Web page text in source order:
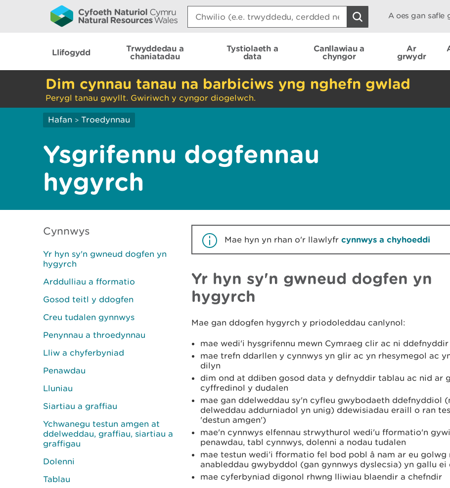
Search:
A oes gan safle
Llifogydd
Trwyddedau a
chaniatadau
Tystiolaeth a
data
Canllawiau a
chyngor
Ar
grwydr
Dim cynnau tanau na barbiciws yng nghefn gwlad
Perygl tanau gwyllt. Gwiriwch y cyngor diogelwch.
Hafan > Troedynnau
Ysgrifennu dogfennau
hygyrch
Cynnwys
Yr hyn sy'n gwneud dogfen yn
hygyrch
Arddulliau a fformatio
Gosod teitl y ddogfen
Creu tudalen gynnwys
Penynnau a throedynnau
Lliw a chyferbyniad
Penawdau
Lluniau
Siartiau a graffiau
Ychwanegu testun amgen at
ddelweddau, graffiau, siartiau a
graffigau
Dolenni
Tablau
Mae hyn yn rhan o'r llawlyfr cynnwys a chyhoeddi
Yr hyn sy'n gwneud dogfen yn
hygyrch
Mae gan ddogfen hygyrch y priodoleddau canlynol:
mae wedi'i hysgrifennu mewn Cymraeg clir ac ni
mae trefn ddarllen y cynnwys yn glir ac yn rhesymegol ac
dilyn
dim ond at ddiben gosod data y defnyddir tablau ac nid ar
cyffredinol y dudalen
mae gan ddelweddau sy'n cyfleu gwybodaeth ddefnyddiol
delweddau addurniadol yn unig) ddewisiadau eraill o ran
'destun amgen')
mae'n cynnwys elfennau strwythurol wedi'u fformatio'n
penawdau, tabl cynnwys, dolenni a nodau tudalen
mae testun wedi’i fformatio fel bod pobl â nam ar eu golwg
anableddau gwybyddol (gan gynnwys dyslecsia) yn gallu ei
mae cyferbyniad digonol rhwng lliwiau blaendir a chefndir​